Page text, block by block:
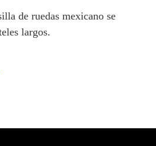
de ruedas mexicano se
largos.